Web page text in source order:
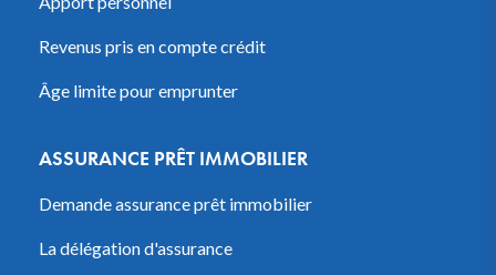
Revenus pris en compte crédit
Âge limite pour emprunter
ASSURANCE PRÊT IMMOBILIER
Demande assurance prêt immobilier
La délégation d'assurance